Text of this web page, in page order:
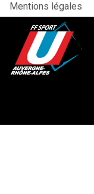
Mentions légales